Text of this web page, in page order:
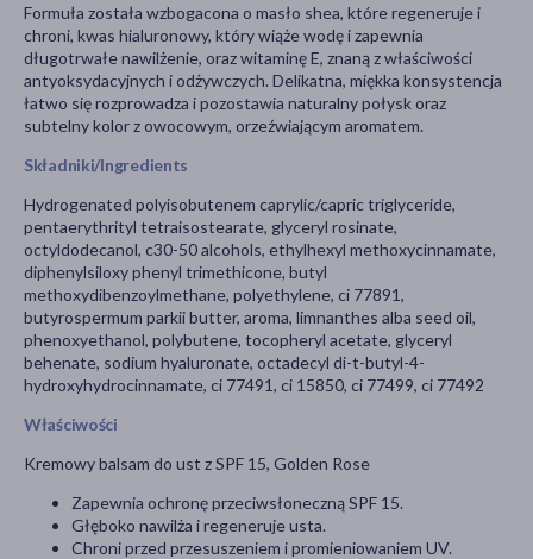
Formuła została wzbogacona o masło shea, które regeneruje i
chroni, kwas hialuronowy, który wiąże wodę i zapewnia
długotrwałe nawilżenie, oraz witaminę E, znaną z właściwości
antyoksydacyjnych i odżywczych. Delikatna, miękka konsystencja
łatwo się rozprowadza i pozostawia naturalny połysk oraz
subtelny kolor z owocowym, orzeźwiającym aromatem.
Składniki/Ingredients
Hydrogenated polyisobutenem caprylic/capric triglyceride,
pentaerythrityl tetraisostearate, glyceryl rosinate,
octyldodecanol, c30-50 alcohols, ethylhexyl methoxycinnamate,
diphenylsiloxy phenyl trimethicone, butyl
methoxydibenzoylmethane, polyethylene, ci 77891,
butyrospermum parkii butter, aroma, limnanthes alba seed oil,
phenoxyethanol, polybutene, tocopheryl acetate, glyceryl
behenate, sodium hyaluronate, octadecyl di-t-butyl-4-
hydroxyhydrocinnamate, ci 77491, ci 15850, ci 77499, ci 77492
Właściwości
Kremowy balsam do ust z SPF 15, Golden Rose
Zapewnia ochronę przeciwsłoneczną SPF 15.
Głęboko nawilża i regeneruje usta.
Chroni przed przesuszeniem i promieniowaniem UV.